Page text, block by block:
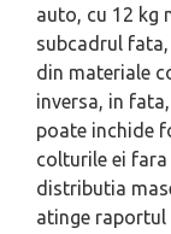
auto, cu 12 kg
subcadrul
din materiale
inversa, in
poate inchide
colturile ei
distributia
atinge raportul